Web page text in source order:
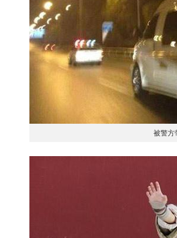
被警方